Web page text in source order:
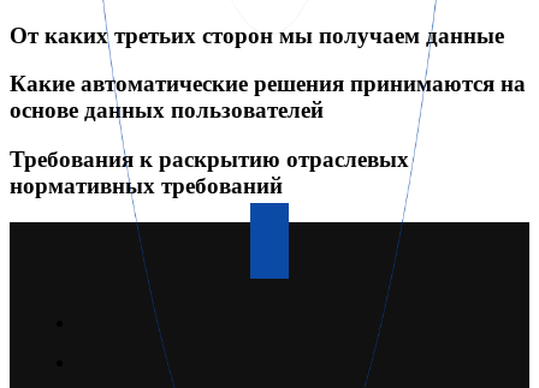
От каких третьих сторон мы получаем данные
Какие автоматические решения принимаются на
основе данных пользователей
Требования к раскрытию отраслевых
нормативных требований